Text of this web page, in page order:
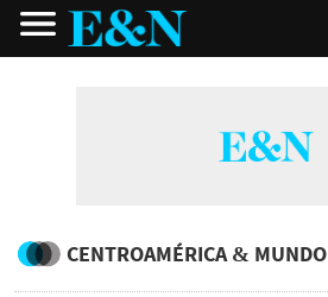
CENTROAMÉRICA & MUNDO